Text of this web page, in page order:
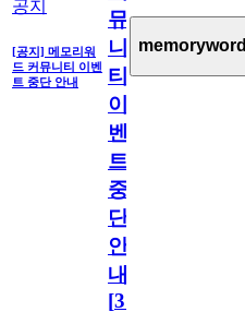
공지
[공지] 메모리워
드 커뮤니티 이벤
트 중단 안내
뮤
니
티
이
벤
트
중
단
안
내
[31
memoryword